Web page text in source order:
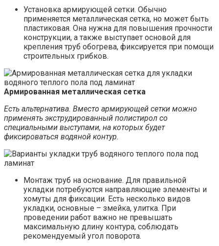
Установка армирующей сетки. Обычно
применяется металлическая сетка, но может быть
пластиковая. Она нужна для повышения прочности
конструкции, а также выступает основой для
крепления труб обогрева, фиксируется при помощи
строительных грибков.
Армированная металлическая сетка
Есть альтернатива. Вместо армирующей сетки можно
применять экструдированный полистирол со
специальными выступами, на которых будет
фиксироваться водяной контур.
Монтаж труб на основание. Для правильной
укладки потребуются направляющие элементы и
хомуты для фиксации. Есть несколько видов
укладки, основные – змейка, улитка. При
проведении работ важно не превышать
максимальную длину контура, соблюдать
рекомендуемый угол поворота.